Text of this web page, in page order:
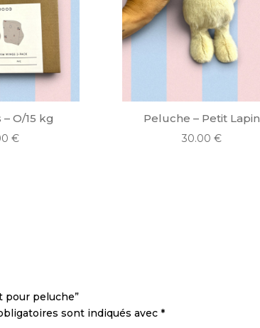
O/15 kg
€
Peluche – Petit Lapin
30.00€
pour peluche”
sont indiqués avec *